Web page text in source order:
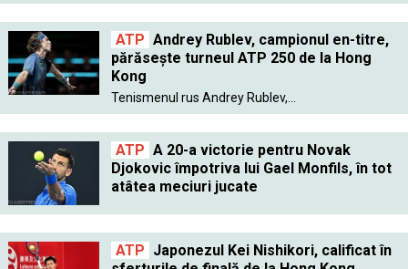
ATP Andrey Rublev, campionul en-titre,
părăsește turneul ATP 250 de la Hong
Kong
Tenismenul rus Andrey Rublev,...
ATP A 20-a victorie pentru Novak
Djokovic împotriva lui Gael Monfils, în tot
atâtea meciuri jucate
ATP Japonezul Kei Nishikori, calificat în